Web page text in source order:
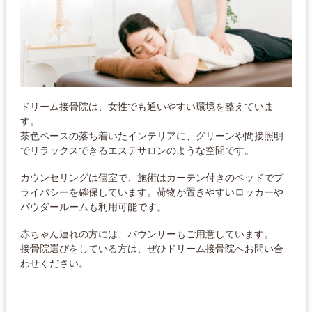
ドリーム接骨院は、女性でも通いやすい環境を整えていま
す。
茶色ベースの落ち着いたインテリアに、グリーンや間接照明
でリラックスできるエステサロンのような空間です。
カウンセリングは個室で、施術はカーテン付きのベッドでプ
ライバシーを確保しています。荷物が置きやすいロッカーや
パウダールームも利用可能です。
赤ちゃん連れの方には、バウンサーもご用意しています。
接骨院選びをしている方は、ぜひドリーム接骨院へお問い合
わせください。